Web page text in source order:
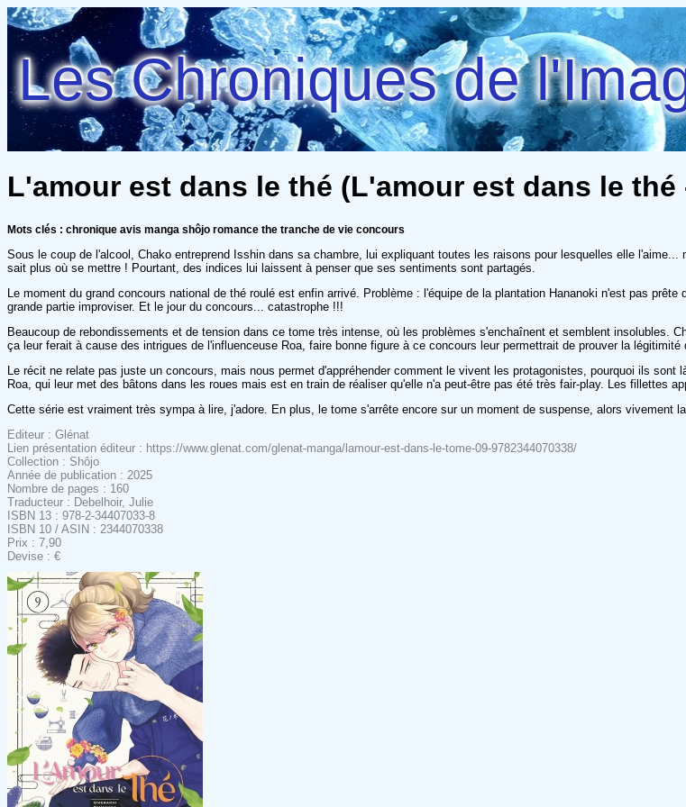
Les Chroniques de
L'amour est dans le thé (L'amour est dans le thé
Mots clés : chronique avis manga shôjo romance the tranche de vie concours
Sous le coup de l'alcool, Chako entreprend Isshin dans sa chambre, lui expliquant toutes les raisons pour lesquelles elle
sait plus où se mettre ! Pourtant, des indices lui laissent à penser que ses sentiments sont partagés.
Le moment du grand concours national de thé roulé est enfin arrivé. Problème : l'équipe de la plantation Hananoki n'est pas
grande partie improviser. Et le jour du concours... catastrophe !!!
Beaucoup de rebondissements et de tension dans ce tome très intense, où les problèmes s'enchaînent et semblent insolubles.
ça leur ferait à cause des intrigues de l'influenceuse Roa, faire bonne figure à ce concours leur permettrait de prouver la
Le récit ne relate pas juste un concours, mais nous permet d'appréhender comment le vivent les protagonistes, pourquoi ils
Roa, qui leur met des bâtons dans les roues mais est en train de réaliser qu'elle n'a peut-être pas été très fair-play. Les fillettes
Cette série est vraiment très sympa à lire, j'adore. En plus, le tome s'arrête encore sur un moment de suspense, alors vivement
Editeur : Glénat
Lien présentation éditeur : https://www.glenat.com/glenat-manga/lamour-est-dans-le-tome-09-9782344070338/
Collection : Shôjo
Année de publication : 2025
Nombre de pages : 160
Traducteur : Debelhoir, Julie
ISBN 13 : 978-2-34407033-8
ISBN 10 / ASIN : 2344070338
Prix : 7,90
Devise : €